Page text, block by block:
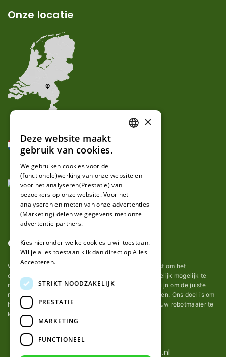
Onze locatie
Over ons
Wij van robotmaaier-mesjes.nl doen ons uiterste best om het
onderhoud van robot grasmaaier mesjes zo gemakkelijk mogelijk te
maken. Uit ervaring merkten we hoe lastig het kan zijn om de juiste
messen voor een automatische grasmachine te vinden. Ons doel is om
het u makkelijk te maken om de goede mesjes voor uw robotmaaier te
kopen.
© 2026 Robotmaaier-mesjes.nl
GERMAN
×
Deze website maakt
gebruik van cookies.
We gebruiken cookies voor de
(functionele)werking van onze website en
voor het analyseren(Prestatie) van
bezoekers op onze website. Voor het
analyseren en meten van onze advertenties
(Marketing) delen we gegevens met onze
advertentie partners.
Kies hieronder welke cookies u wil toestaan.
Wil je alles toestaan klik dan direct op Alles
Accepteren.
STRIKT NOODZAKELIJK
PRESTATIE
MARKETING
FUNCTIONEEL